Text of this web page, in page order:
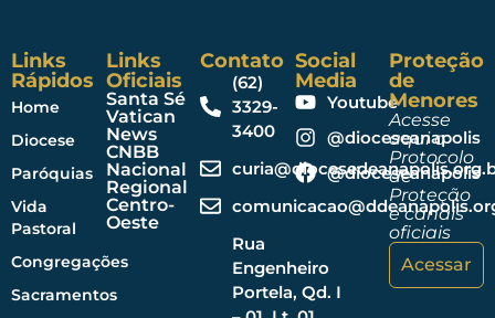
Links
Rápidos
Home
Diocese
Paróquias
Vida
Pastoral
Congregações
Sacramentos
Links
Oficiais
Santa Sé
Vatican
News
CNBB
Nacional
Regional
Centro-
Oeste
Contato
(62)
3329-
3400
Rua
Engenheiro
Portela, Qd. I
Social
Media
Youtube
@dioceseanapolis
@dioceseanapolis
Proteção
de
Menores
Acesse
aqui o
Protocolo
de
Proteção
e canais
oficiais
Acessar